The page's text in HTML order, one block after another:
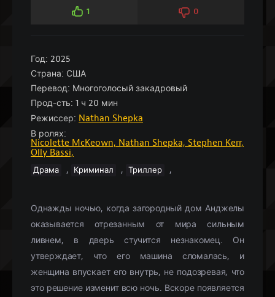
1 0
Год: 2025
Страна: США
Перевод: Многоголосый закадровый
Прод-сть: 1 ч 20 мин
Режиссер: Nathan Shepka
В ролях:
Nicolette McKeown, Nathan Shepka, Stephen Kerr,
Olly Bassi,
Драма , Криминал , Триллер ,
Однажды ночью, когда загородный дом Анджелы
оказывается отрезанным от мира сильным
ливнем, в дверь стучится незнакомец. Он
утверждает, что его машина сломалась, и
женщина впускает его внутрь, не подозревая, что
это решение изменит всю ночь. Вскоре появляется